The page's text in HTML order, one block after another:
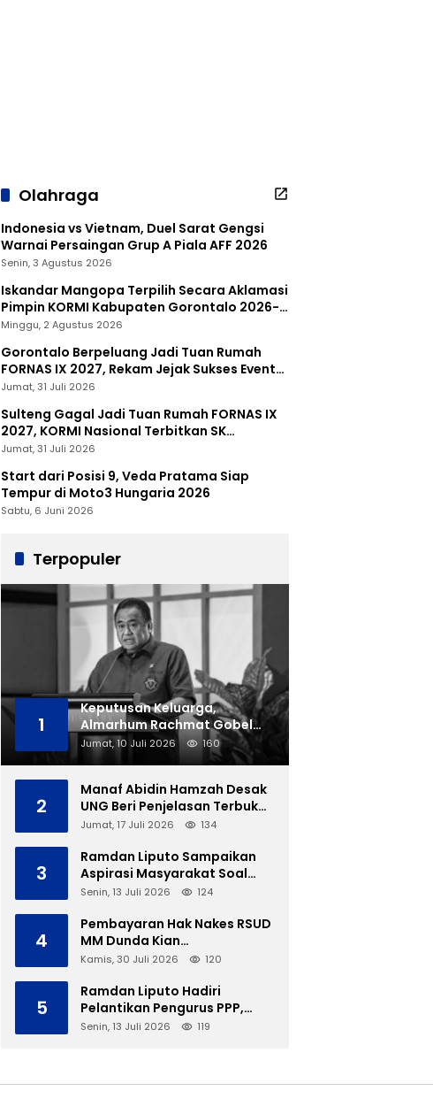
Olahraga
Indonesia vs Vietnam, Duel Sarat Gengsi
Warnai Persaingan Grup A Piala AFF 2026
Senin, 3 Agustus 2026
Iskandar Mangopa Terpilih Secara Aklamasi
Pimpin KORMI Kabupaten Gorontalo 2026-
2030
Minggu, 2 Agustus 2026
Gorontalo Berpeluang Jadi Tuan Rumah
FORNAS IX 2027, Rekam Jejak Sukses Event
Nasional Jadi Modal
Jumat, 31 Juli 2026
Sulteng Gagal Jadi Tuan Rumah FORNAS IX
2027, KORMI Nasional Terbitkan SK
Pencabutan
Jumat, 31 Juli 2026
Start dari Posisi 9, Veda Pratama Siap
Tempur di Moto3 Hungaria 2026
Sabtu, 6 Juni 2026
Terpopuler
1
Keputusan Keluarga,
Almarhum Rachmat Gobel
Dimakamkan di TMP Kalibata
Jumat, 10 Juli 2026 160
2
Manaf Abidin Hamzah Desak
UNG Beri Penjelasan Terbuka
Soal Polemik Ujian Skripsi
Jumat, 17 Juli 2026 134
3
Ramdan Liputo Sampaikan
Aspirasi Masyarakat Soal
LGBT di Hadapan Gubernur
Senin, 13 Juli 2026 124
4
Pembayaran Hak Nakes RSUD
MM Dunda Kian
Menggantung, Perbup Belum
Definitif
Kamis, 30 Juli 2026 120
5
Ramdan Liputo Hadiri
Pelantikan Pengurus PPP,
Tegaskan Silaturahmi
Senin, 13 Juli 2026 119